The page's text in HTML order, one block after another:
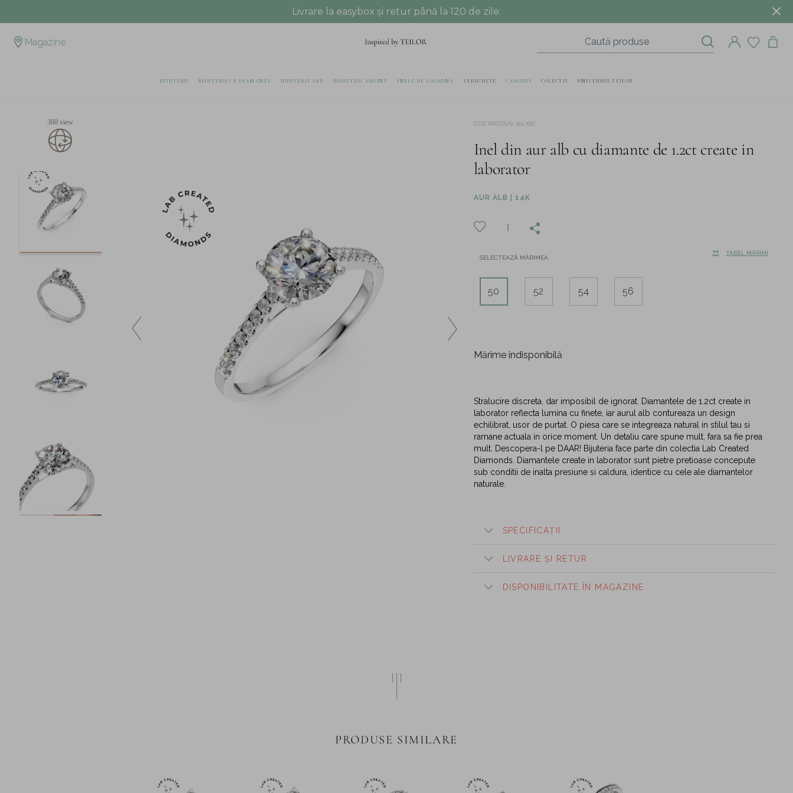
Livrare la easybox și retur până la 120 de zile.
Magazine
BIJUTERII BIJUTERII CU DIAMANTE BIJUTERII AUR BIJUTERII ARGINT INELE DE LOGODNA VERIGHETE CADOURI COLECTII UNIVERSUL TEILOR
360 view COD PRODUS: 201766
Inel din aur alb cu diamante de 1.2ct create in
laborator
AUR ALB | 14K
SELECTEAZĂ MĂRIMEA
TABEL MĂRIMI
50 52 54 56
Mărime indisponibilă
Stralucire discreta, dar imposibil de ignorat. Diamantele de 1.2ct create in
laborator reflecta lumina cu finete, iar aurul alb contureaza un design
echilibrat, usor de purtat. O piesa care se integreaza natural in stilul tau si
ramane actuala in orice moment. Un detaliu care spune mult, fara sa fie prea
mult. Descopera-l pe DAAR! Bijuteria face parte din colectia Lab Created
Diamonds. Diamantele create in laborator sunt pietre pretioase concepute
sub conditii de inalta presiune si caldura, identice cu cele ale diamantelor
naturale.
SPECIFICAȚII
LIVRARE ȘI RETUR
DISPONIBILITATE ÎN MAGAZINE
PRODUSE SIMILARE